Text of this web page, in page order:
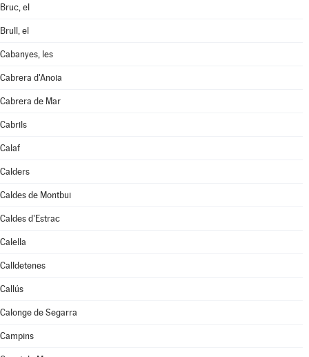
Bruc, el
Brull, el
Cabanyes, les
Cabrera d'Anoia
Cabrera de Mar
Cabrils
Calaf
Calders
Caldes de Montbui
Caldes d'Estrac
Calella
Calldetenes
Callús
Calonge de Segarra
Campins